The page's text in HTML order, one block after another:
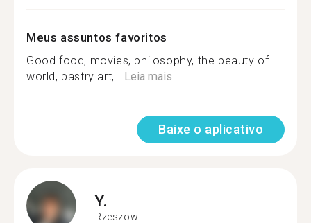
Meus assuntos favoritos
Good food, movies, philosophy, the beauty of
world, pastry art,...Leia mais
Baixe o aplicativo
Y.
Rzeszow